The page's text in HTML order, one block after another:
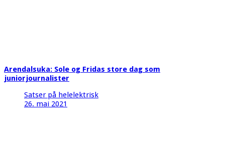
Arendalsuka: Sole og Fridas store dag som
juniorjournalister
Satser på helelektrisk
26. mai 2021